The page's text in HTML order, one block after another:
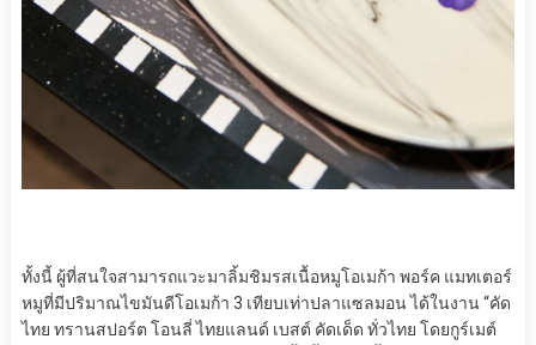
ทั้งนี้ ผู้ที่สนใจสามารถแวะมาลิ้มชิมรสเนื้อหมูโอเมก้า พอร์ค แมทเตอร์
หมูที่มีปริมาณไขมันดีโอเมก้า 3 เทียบเท่าปลาแซลมอนได้ในงาน“คัด
ไทย ทรานสปอร์ต โอนลี่ ไทยแลนด์ เบสต์ คัดเด็ด ทั่วไทย โดยกูร์เมต์